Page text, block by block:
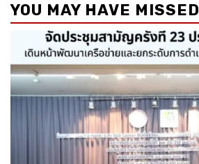
YOU MAY HAVE MISSED